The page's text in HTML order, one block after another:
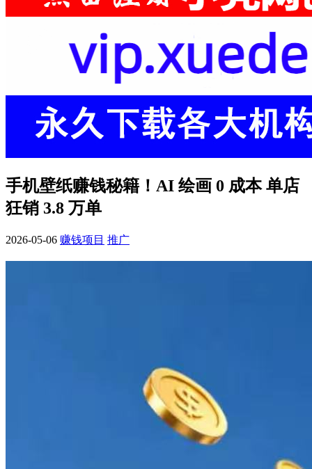
手机壁纸赚钱秘籍！AI 绘画 0 成本 单店
狂销 3.8 万单
2026-05-06 赚钱项目 推广